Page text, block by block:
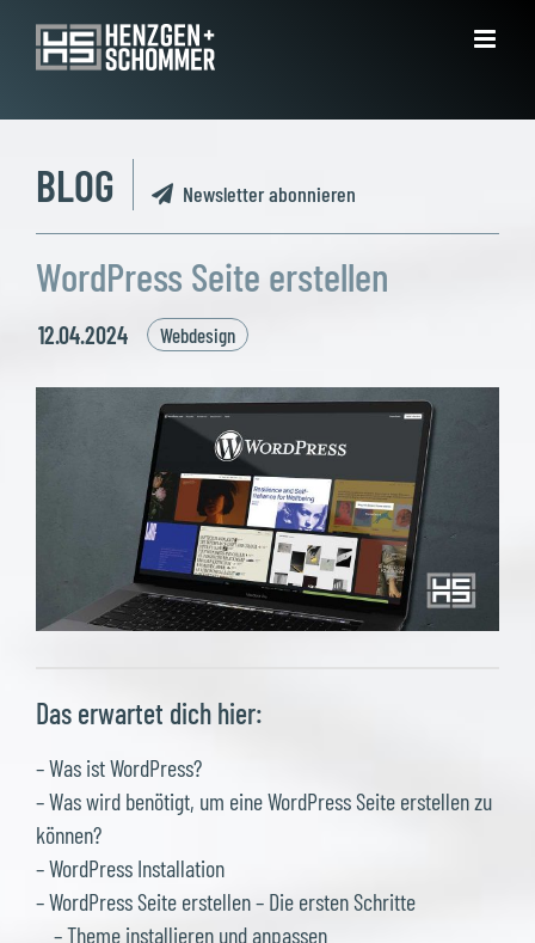
Inhalt
BLOG Newsletter abonnieren
WordPress Seite erstellen
12.04.2024 Webdesign
Das erwartet dich hier:
– Was ist WordPress?
– Was wird benötigt, um eine WordPress Seite erstellen zu
können?
– WordPress Installation
– WordPress Seite erstellen – Die ersten Schritte
– Theme installieren und anpassen